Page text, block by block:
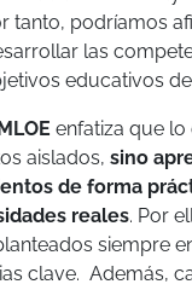
tanto, podríamos
las
educativos
enfatiza que lo
aislados, sino
de forma
reales. Por
siempre
clave. Además,